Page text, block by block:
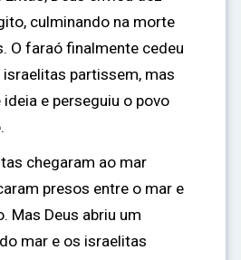
culminando na morte
O faraó finalmente cedeu
partissem, mas
e perseguiu o povo
chegaram ao mar
presos entre o mar e
Mas Deus abriu um
mar e os israelitas